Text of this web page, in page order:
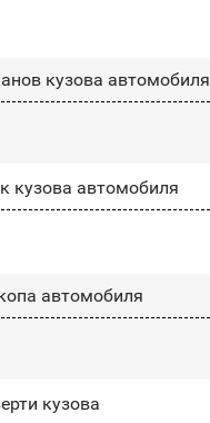
кузова автомобиля
кузова автомобиля
автомобиля
кузова